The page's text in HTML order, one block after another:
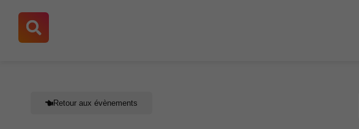
contenu
Retour aux évènements